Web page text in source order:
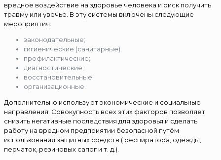
вредное воздействие на здоровье человека и риск получить
травму или увечье. В эту системы включены следующие
мероприятия:
законодательные;
гигиенические (санитарные);
профилактические;
диагностические;
восстановительные;
организационные.
Дополнительно используют экономические и социальные
направления. Совокупность всех этих факторов позволяет
снизить негативные последствия для здоровья и сделать
работу на вредном предприятии безопасной путём
использования защитных средств ( респиратора, одежды,
перчаток, резиновых сапог и т. д.).